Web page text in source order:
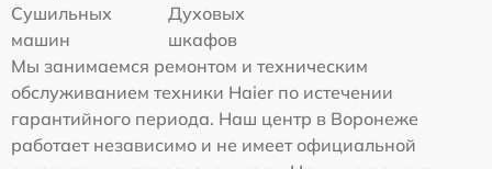
Сушильных
машин
Духовых
шкафов
Мы занимаемся ремонтом и техническим
обслуживанием техники Haier по истечении
гарантийного периода. Наш центр в Воронеже
работает независимо и не имеет официальной